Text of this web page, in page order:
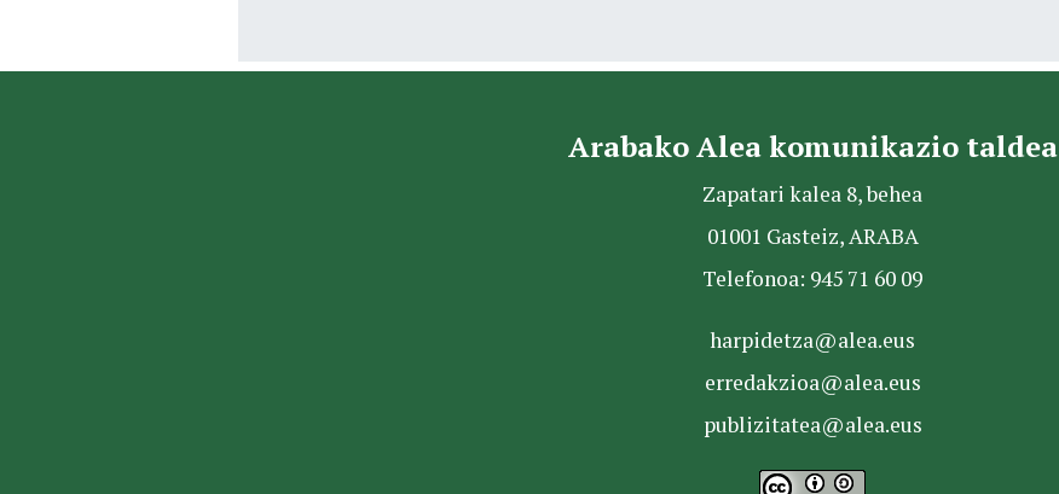
Arabako Alea komunikazio taldea
Zapatari kalea 8, behea
01001 Gasteiz, ARABA
Telefonoa: 945 71 60 09
harpidetza@alea.eus
erredakzioa@alea.eus
publizitatea@alea.eus